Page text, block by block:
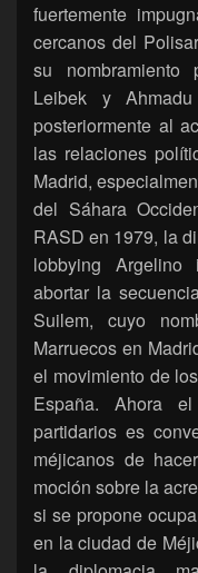
fuertemente
cercanos del
su nombramiento
Leibek y
posteriormente al
las relaciones
Madrid,
del Sáhara
RASD en 1979, la
lobbying
abortar la
Suilem, cuyo
Marruecos en
el movimiento de
España. Ahora
partidarios es
méjicanos de
moción sobre la
si se propone
en la ciudad de